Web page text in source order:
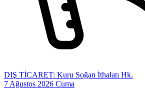
DIŞ TİCARET: Kuru Soğan İthalatı Hk.
7 Ağustos 2026 Cuma